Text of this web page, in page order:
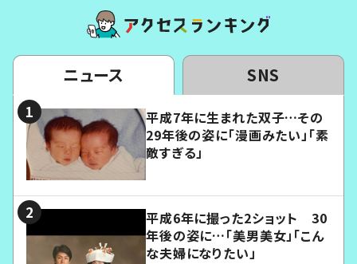
ニュース SNS
平成7年に生まれた双子…その
29年後の姿に「漫画みたい」「素
敵すぎる」
平成6年に撮った2ショット 30
年後の姿に…「美男美女」「こん
な夫婦になりたい」